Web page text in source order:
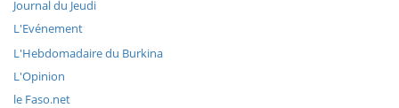
Journal du Jeudi
L'Evénement
L'Hebdomadaire du Burkina
L'Opinion
le Faso.net